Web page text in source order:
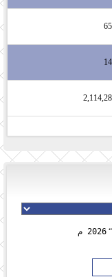
2026 م